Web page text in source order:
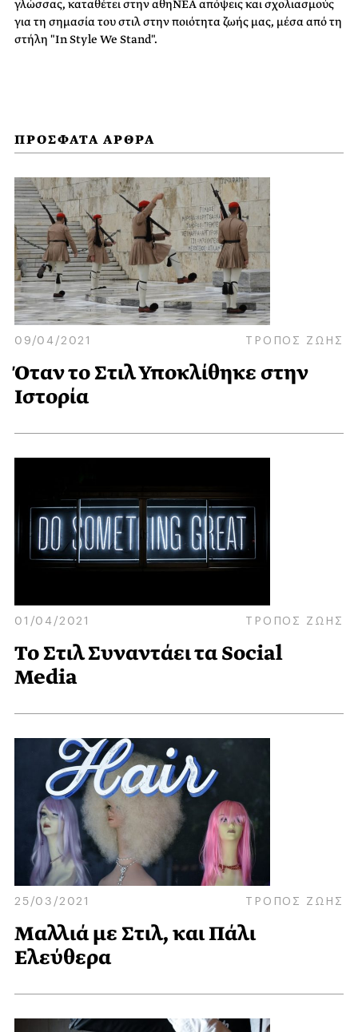
γλώσσας, καταθέτει στην αθηΝΕΑ απόψεις και σχολιασμούς
για τη σημασία του στιλ στην ποιότητα ζωής μας, μέσα από τη
στήλη "In Style We Stand".
ΠΡΟΣΦΑΤΑ ΑΡΘΡΑ
09/04/2021 ΤΡΟΠΟΣ ΖΩΗΣ
Όταν το Στιλ Υποκλίθηκε στην
Ιστορία
01/04/2021 ΤΡΟΠΟΣ ΖΩΗΣ
Το Στιλ Συναντάει τα Social
Media
25/03/2021 ΤΡΟΠΟΣ ΖΩΗΣ
Μαλλιά με Στιλ, και Πάλι
Ελεύθερα